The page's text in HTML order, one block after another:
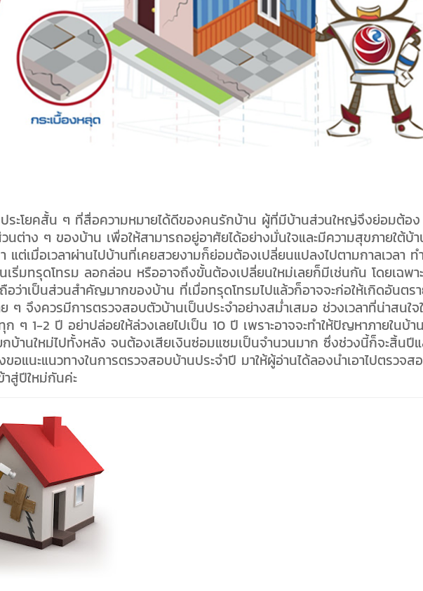
ประโยคสั้น ๆ ที่สื่อความหมายได้ดีของคนรักบ้าน ผู้ที่มีบ้านส่วนใหญ่จึงย่อมต้อง
นต่าง ๆ ของบ้าน เพื่อให้สามารถอยู่อาศัยได้อย่างมั่นใจและมีความสุขภายใต้บ้
แต่เมื่อเวลาผ่านไปบ้านที่เคยสวยงามก็ย่อมต้องเปลี่ยนแปลงไปตามกาลเวลา ท
เริ่มทรุดโทรม ลอกล่อน หรืออาจถึงขั้นต้องเปลี่ยนใหม่เลยก็มีเช่นกัน โดยเฉพา
อว่าเป็นส่วนสำคัญมากของบ้าน ที่เมื่อทรุดโทรมไปแล้วก็อาจจะก่อให้เกิดอันตร
ๆ จึงควรมีการตรวจสอบตัวบ้านเป็นประจำอย่างสม่ำเสมอ ช่วงเวลาที่น่าสนใจ
ๆ 1-2 ปี อย่าปล่อยให้ล่วงเลยไปเป็น 10 ปี เพราะอาจจะทำให้ปัญหาภายในบ้าน
บ้านใหม่ไปทั้งหลัง จนต้องเสียเงินซ่อมแซมเป็นจำนวนมาก ซึ่งช่วงนี้ก็จะสิ้นปี
แนะแนวทางในการตรวจสอบบ้านประจำปี มาให้ผู้อ่านได้ลองนำเอาไปตรวจส
สู่ปีใหม่กันค่ะ